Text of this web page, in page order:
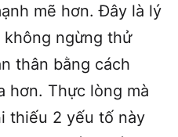
mẽ hơn. Đây là lý
ngừng thử
thân bằng cách
hơn. Thực lòng mà
thiếu 2 yếu tố này